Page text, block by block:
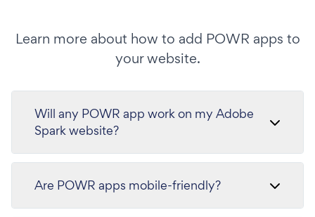
Learn more about how to add POWR apps to
your website.
Will any POWR app work on my Adobe
Spark website?
Are POWR apps mobile-friendly?